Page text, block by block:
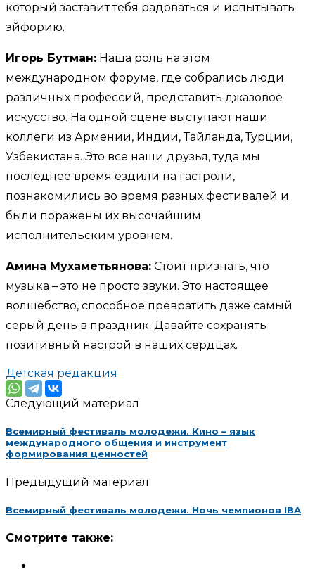
который заставит тебя радоваться и испытывать
эйфорию.
Игорь Бутман: Наша роль на этом
международном форуме, где собрались люди
различных профессий, представить джазовое
искусство. На одной сцене выступают наши
коллеги из Армении, Индии, Тайланда, Турции,
Узбекистана. Это все наши друзья, туда мы
последнее время ездили на гастроли,
познакомились во время разных фестивалей и
были поражены их высочайшим
исполнительским уровнем.
Амина Мухаметьянова: Стоит признать, что
музыка – это не просто звуки. Это настоящее
волшебство, способное превратить даже самый
серый день в праздник. Давайте сохранять
позитивный настрой в наших сердцах.
Детская редакция
Следующий материал
Всемирный фестиваль молодежи. Кино – язык
международного общения и инструмент
формирования ценностей
Предыдущий материал
Всемирный фестиваль молодежи. Ночь чемпионов IBA
Смотрите также: